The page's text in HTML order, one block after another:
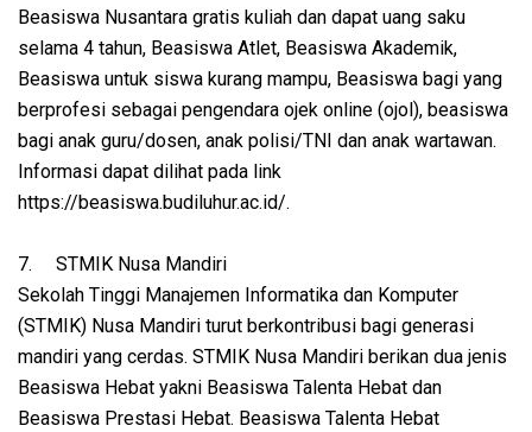
Beasiswa Nusantara gratis kuliah dan dapat uang saku
selama 4 tahun, Beasiswa Atlet, Beasiswa Akademik,
Beasiswa untuk siswa kurang mampu, Beasiswa bagi yang
berprofesi sebagai pengendara ojek online (ojol), beasiswa
bagi anak guru/dosen, anak polisi/TNI dan anak wartawan.
Informasi dapat dilihat pada link
https://beasiswa.budiluhur.ac.id/.
7.
STMIK Nusa Mandiri
Sekolah Tinggi Manajemen Informatika dan Komputer
(STMIK) Nusa Mandiri turut berkontribusi bagi generasi
mandiri yang cerdas. STMIK Nusa Mandiri berikan dua jenis
Beasiswa Hebat yakni Beasiswa Talenta Hebat dan
Beasiswa Prestasi Hebat. Beasiswa Talenta Hebat